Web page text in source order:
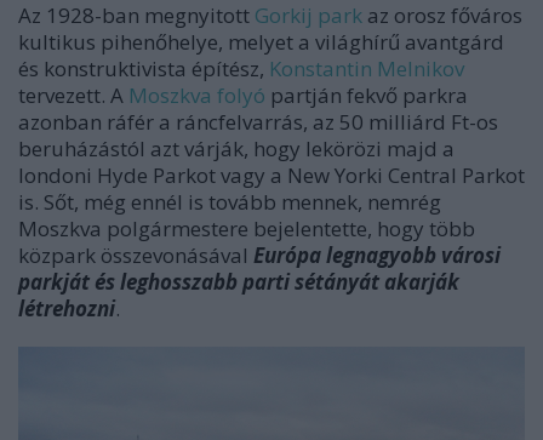
Az 1928-ban megnyitott Gorkij park az orosz főváros
kultikus pihenőhelye, melyet a világhírű avantgárd
és konstruktivista építész, Konstantin Melnikov
tervezett. A Moszkva folyó partján fekvő parkra
azonban ráfér a ráncfelvarrás, az 50 milliárd Ft-os
beruházástól azt várják, hogy lekörözi majd a
londoni Hyde Parkot vagy a New Yorki Central Parkot
is. Sőt, még ennél is tovább mennek, nemrég
Moszkva polgármestere bejelentette, hogy több
közpark összevonásával Európa legnagyobb városi
parkját és leghosszabb parti sétányát akarják
létrehozni.